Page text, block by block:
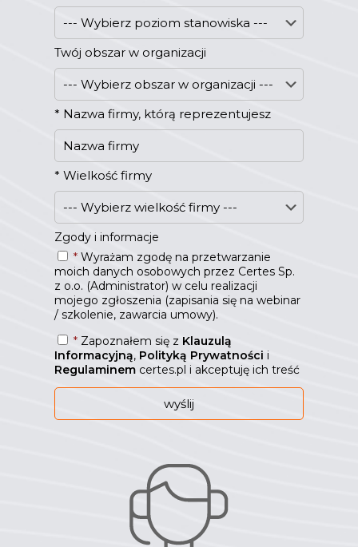
Twój obszar w organizacji
* Nazwa firmy, którą reprezentujesz
* Wielkość firmy
Zgody i informacje
* Wyrażam zgodę na przetwarzanie
moich danych osobowych przez Certes Sp.
z o.o. (Administrator) w celu realizacji
mojego zgłoszenia (zapisania się na webinar
/ szkolenie, zawarcia umowy).
* Zapoznałem się z Klauzulą
Informacyjną, Polityką Prywatności i
Regulaminem certes.pl i akceptuję ich treść
W
b